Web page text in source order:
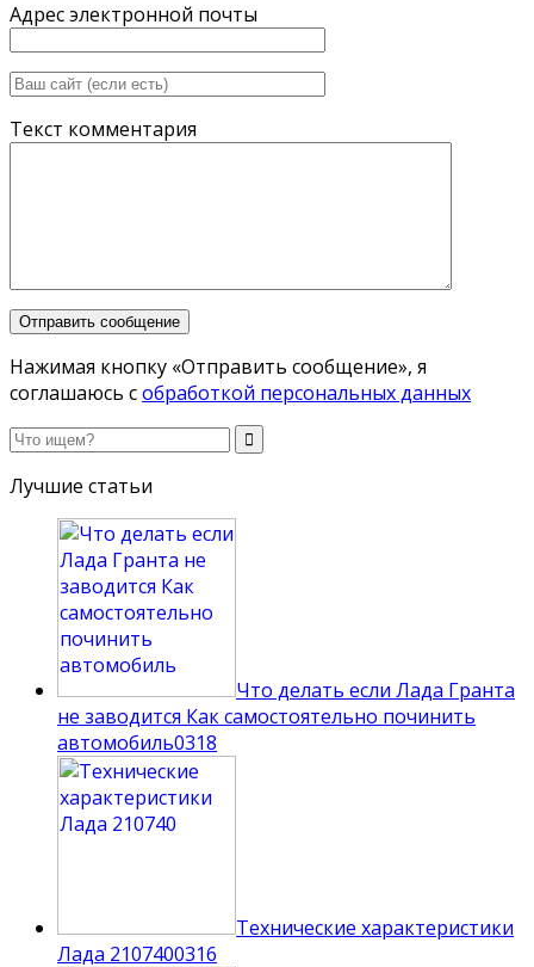
Адрес электронной почты
Текст комментария
Нажимая кнопку «Отправить сообщение», я
соглашаюсь собработкой персональных данных
Лучшие статьи
Что делать если Лада Гранта
не заводится Как самостоятельно починить
автомобиль0318
Технические характеристики
Лада 2107400316